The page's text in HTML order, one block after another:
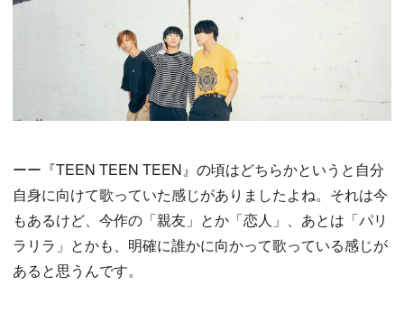
ーー『TEEN TEEN TEEN』の頃はどちらかというと自分
自身に向けて歌っていた感じがありましたよね。それは今
もあるけど、今作の「親友」とか「恋人」、あとは「パリ
ラリラ」とかも、明確に誰かに向かって歌っている感じが
あると思うんです。